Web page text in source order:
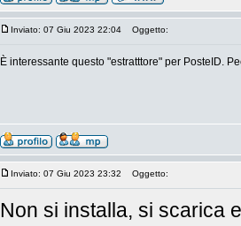
Inviato: 07 Giu 2023 22:04 Oggetto:
È interessante questo "estratttore" per PosteID.
Inviato: 07 Giu 2023 23:32 Oggetto:
Non si installa, si scarica